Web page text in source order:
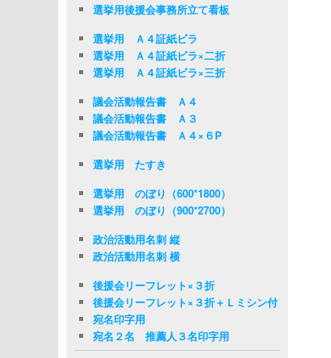
選挙用後援会事務所立て看板
選挙用 Ａ４証紙ビラ
選挙用 Ａ４証紙ビラ×二折
選挙用 Ａ４証紙ビラ×三折
議会活動報告書 Ａ４
議会活動報告書 Ａ３
議会活動報告書 Ａ４×６P
選挙用 たすき
選挙用 のぼり（600*1800）
選挙用 のぼり（900*2700）
政治活動用名刺 縦
政治活動用名刺 横
後援会リーフレット×３折
後援会リーフレット×３折＋Ｌミシン付
宛名印字用
宛名２名 推薦人３名印字用